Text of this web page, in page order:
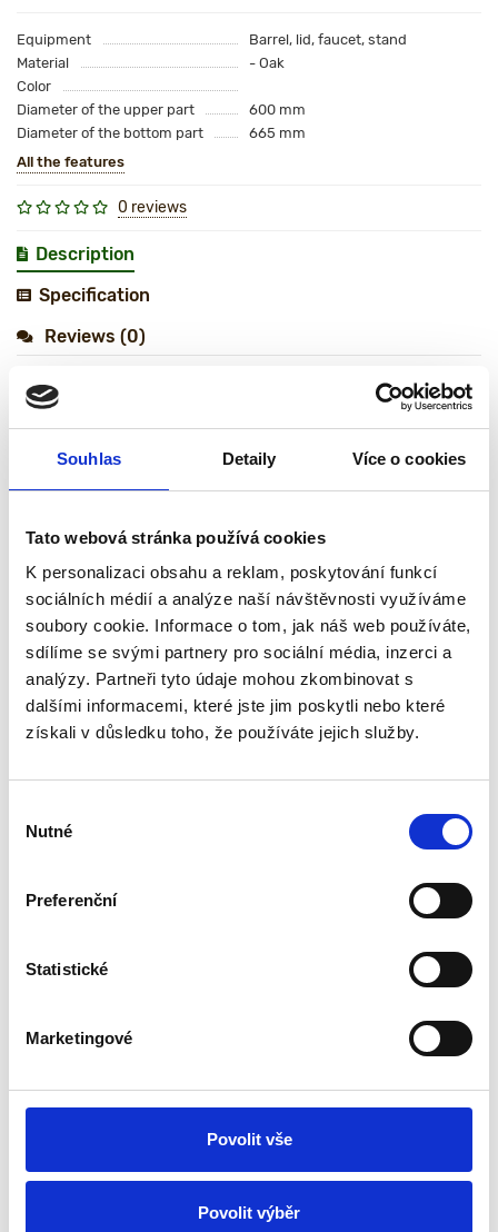
Souhlas Detaily Více o cookies
Tato webová stránka používá cookies
K personalizaci obsahu a reklam, poskytování funkcí
sociálních médií a analýze naší návštěvnosti využíváme
soubory cookie. Informace o tom, jak náš web používáte,
sdílíme se svými partnery pro sociální média, inzerci a
analýzy. Partneři tyto údaje mohou zkombinovat s
dalšími informacemi, které jste jim poskytli nebo které
získali v důsledku toho, že používáte jejich služby.
souhlasu
Nutné
Preferenční
Statistické
Marketingové
Povolit vše
Povolit výběr
Equipment
Barrel, lid, faucet, stand
Material
- Oak
Color
Diameter of the upper part
600 mm
Diameter of the bottom part
665 mm
All the features
0 reviews
Description
Specification
Reviews (0)
Rainwater tub The high resistance of high-quality oak wood
guarantees a very long service life.
your garden. It is excellent for rainwater retention.
Rainwater is the source of plant life. Its collection, storage and
the current garden.
Rainwater is softer and healthier for plants than groundwater or
tap water.
The upper part is open, but has a lid with a hole.
V: 805 mm
VD: 600 mm
ND: 666 mm